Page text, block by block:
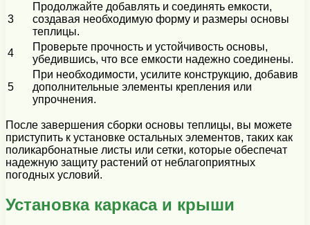
3
Продолжайте добавлять и соединять емкости,
создавая необходимую форму и размеры основы
теплицы.
4
Проверьте прочность и устойчивость основы,
убедившись, что все емкости надежно соединены.
5
При необходимости, усилите конструкцию, добавив
дополнительные элементы крепления или
упрочнения.
После завершения сборки основы теплицы, вы можете
приступить к установке остальных элементов, таких как
поликарбонатные листы или сетки, которые обеспечат
надежную защиту растений от неблагоприятных
погодных условий.
Установка каркаса и крыши